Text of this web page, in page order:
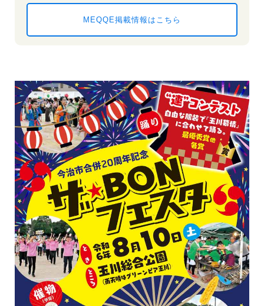
MEQQE掲載情報はこちら